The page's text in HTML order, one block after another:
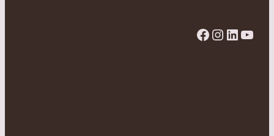
Facebook Instagram LinkedIn YouTube